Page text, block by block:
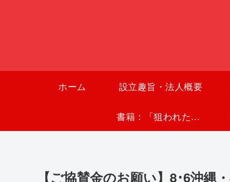
ホーム 設立趣旨・法人概要
書籍：「狙われた沖縄〜真実の沖縄史が日本を救う〜」
【ご協賛金のお願い】8･6沖縄